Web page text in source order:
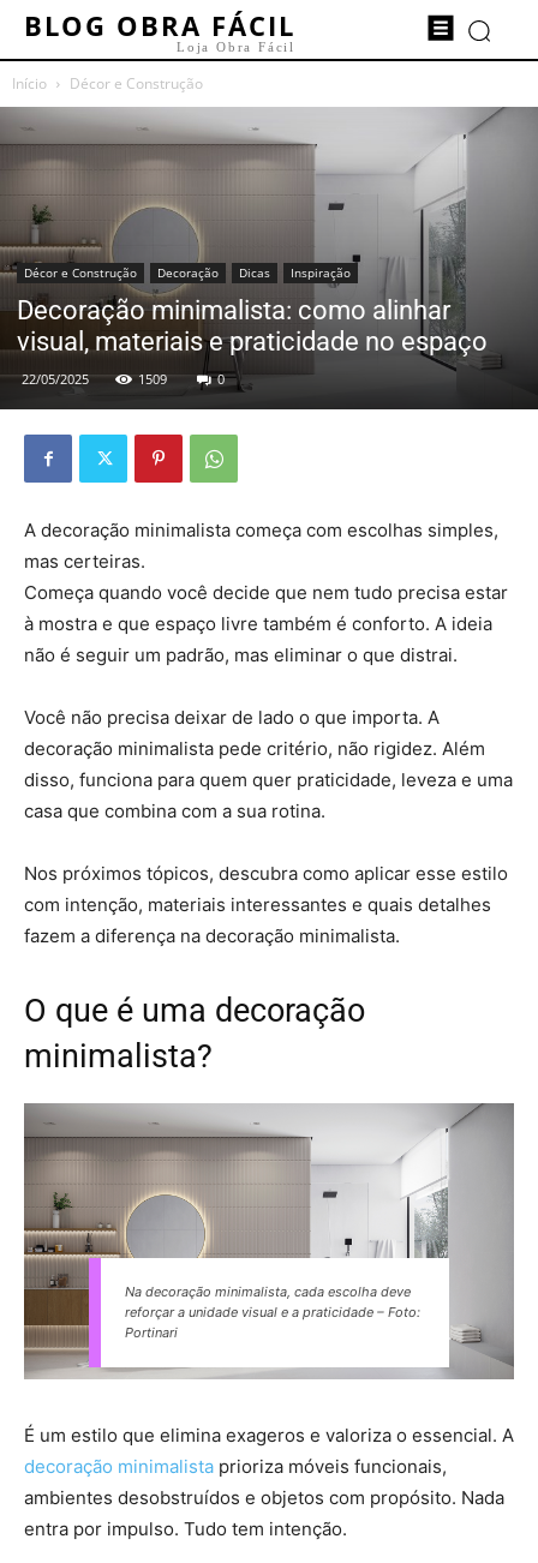
BLOG OBRA FÁCIL
Loja Obra Fácil
Início Décor e Construção
Décor e Construção Decoração Dicas Inspiração
Decoração minimalista: como alinhar
visual, materiais e praticidade no espaço
22/05/2025 1509 0
A decoração minimalista começa com escolhas simples,
mas certeiras.
Começa quando você decide que nem tudo precisa estar
à mostra e que espaço livre também é conforto. A ideia
não é seguir um padrão, mas eliminar o que distrai.
Você não precisa deixar de lado o que importa. A
decoração minimalista pede critério, não rigidez. Além
disso, funciona para quem quer praticidade, leveza e uma
casa que combina com a sua rotina.
Nos próximos tópicos, descubra como aplicar esse estilo
com intenção, materiais interessantes e quais detalhes
fazem a diferença na decoração minimalista.
O que é uma decoração
minimalista?
Na decoração minimalista, cada escolha deve
reforçar a unidade visual e a praticidade – Foto:
Portinari
É um estilo que elimina exageros e valoriza o essencial. A
decoração minimalista prioriza móveis funcionais,
ambientes desobstruídos e objetos com propósito. Nada
entra por impulso. Tudo tem intenção.